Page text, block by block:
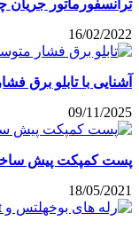
ترانسفورماتور
16/02/2022
آشنایی با تابلو برق
09/11/2025
پست کمپکت پیش
18/05/2021